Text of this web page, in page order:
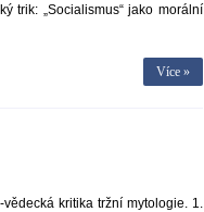
trik: „Socialismus“ jako morální
Více »
kritika tržní mytologie. 1.